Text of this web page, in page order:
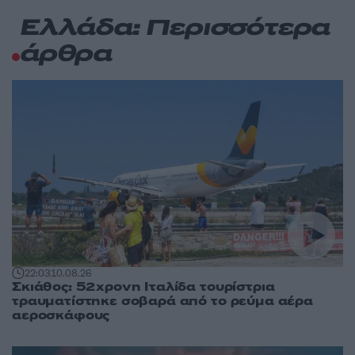
Ελλάδα: Περισσότερα
άρθρα
22:0310.08.26
Σκιάθος: 52χρονη Ιταλίδα τουρίστρια
τραυματίστηκε σοβαρά από το ρεύμα αέρα
αεροσκάφους